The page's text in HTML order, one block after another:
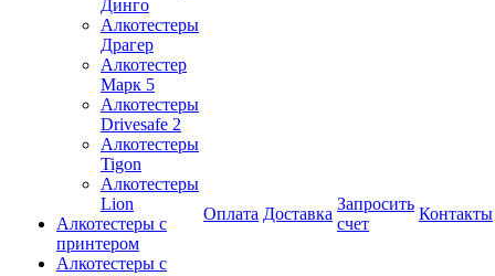
Динго
Алкотестеры
Драгер
Алкотестер
Марк 5
Алкотестеры
Drivesafe 2
Алкотестеры
Tigon
Алкотестеры
Lion
Алкотестеры с
принтером
Алкотестеры с
Оплата Доставка
Запросить
счет
Контакты